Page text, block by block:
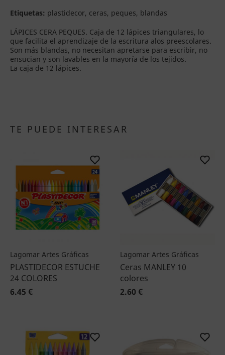
Etiquetas: plastidecor, ceras, peques, blandas
LÁPICES CERA PEQUES. Caja de 12 lápices triangulares, lo
que facilita el aprendizaje de la escritura alos preescolares.
Son más blandas, no necesitan apretarse para escribir, no
ensucian y son lavables en la mayoría de los tejidos.
La caja de 12 lápices.
TE PUEDE INTERESAR
Lagomar Artes Gráficas
PLASTIDECOR ESTUCHE
24 COLORES
6.45 €
Lagomar Artes Gráficas
Ceras MANLEY 10
colores
2.60 €